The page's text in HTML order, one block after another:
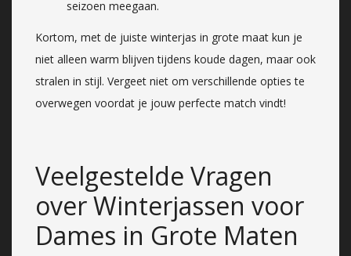
seizoen meegaan.
Kortom, met de juiste winterjas in grote maat kun je
niet alleen warm blijven tijdens koude dagen, maar ook
stralen in stijl. Vergeet niet om verschillende opties te
overwegen voordat je jouw perfecte match vindt!
Veelgestelde Vragen
over Winterjassen voor
Dames in Grote Maten